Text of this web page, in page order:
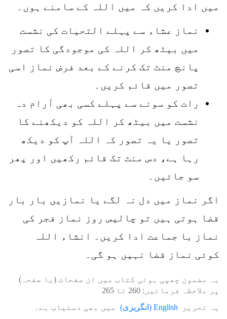
میں ادا کریں کہ میں اللہ کے سامنے ہوں۔
نماز عشاء سے پہلے التحیات کی نشست
میں بیٹھ کر اللہ کی موجودگی کا تصور
پانچ منٹ تک کرنے کے بعد فرض نماز اسی
تصور میں قائم کریں۔
رات کو سونے سے پہلے کسی بھی آرام دہ
نشست میں بیٹھ کر اللہ کو دیکھنے کا
تصور یا یہ تصور کہ اللہ آپ کو دیکھ
رہا ہے، دس منٹ تک قائم رکھیں اور پھر
سو جائیں۔
اگر نماز میں دل نہ لگے یا نمازیں بار بار
قضا ہوتی ہیں تو چالیس روز نماز فجر کی
نماز با جماعت ادا کریں۔ انشاء اللہ
کوئی نماز قضا نہیں ہو گی۔
یہ مضمون چھپی ہوئی کتاب میں ان صفحات (یا صفحہ)
پر ملاحظہ فرمائیں: 260 تا 265
یہ تحریر
English
( انگریزی) میں بھی دستیاب ہے۔